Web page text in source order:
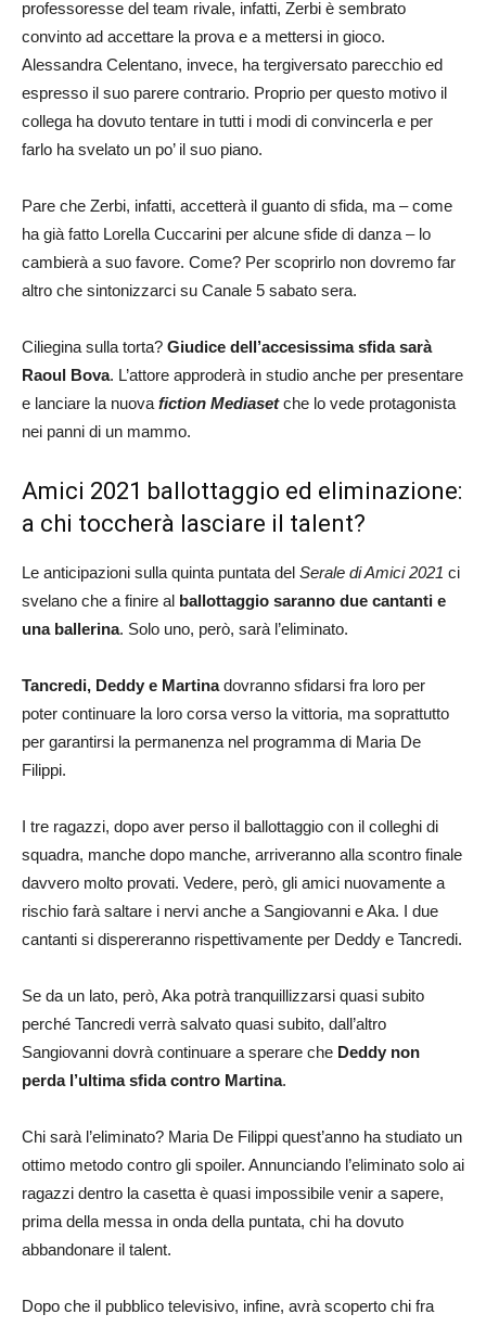
professoresse del team rivale, infatti, Zerbi è sembrato
convinto ad accettare la prova e a mettersi in gioco.
Alessandra Celentano, invece, ha tergiversato parecchio ed
espresso il suo parere contrario. Proprio per questo motivo il
collega ha dovuto tentare in tutti i modi di convincerla e per
farlo ha svelato un po’ il suo piano.
Pare che Zerbi, infatti, accetterà il guanto di sfida, ma – come
ha già fatto Lorella Cuccarini per alcune sfide di danza – lo
cambierà a suo favore. Come? Per scoprirlo non dovremo far
altro che sintonizzarci su Canale 5 sabato sera.
Ciliegina sulla torta? Giudice dell’accesissima sfida sarà
Raoul Bova. L’attore approderà in studio anche per presentare
e lanciare la nuova fiction Mediasetche lo vede protagonista
nei panni di un mammo.
Amici 2021 ballottaggio ed eliminazione:
a chi toccherà lasciare il talent?
Le anticipazioni sulla quinta puntata del Serale di Amici 2021 ci
svelano che a finire al ballottaggio saranno due cantanti e
una ballerina. Solo uno, però, sarà l’eliminato.
Tancredi, Deddy e Martinadovranno sfidarsi fra loro per
poter continuare la loro corsa verso la vittoria, ma soprattutto
per garantirsi la permanenza nel programma di Maria De
Filippi.
I tre ragazzi, dopo aver perso il ballottaggio con il colleghi di
squadra, manche dopo manche, arriveranno alla scontro finale
davvero molto provati. Vedere, però, gli amici nuovamente a
rischio farà saltare i nervi anche a Sangiovanni e Aka. I due
cantanti si dispereranno rispettivamente per Deddy e Tancredi.
Se da un lato, però, Aka potrà tranquillizzarsi quasi subito
perché Tancredi verrà salvato quasi subito, dall’altro
Sangiovanni dovrà continuare a sperare che Deddy non
perda l’ultima sfida contro Martina.
Chi sarà l’eliminato? Maria De Filippi quest’anno ha studiato un
ottimo metodo contro gli spoiler. Annunciando l’eliminato solo ai
ragazzi dentro la casetta è quasi impossibile venir a sapere,
prima della messa in onda della puntata, chi ha dovuto
abbandonare il talent.
Dopo che il pubblico televisivo, infine, avrà scoperto chi fra